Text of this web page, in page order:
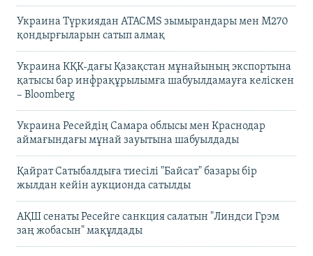
Украина Түркиядан ATACMS зымырандары мен M270
қондырғыларын сатып алмақ
Украина КҚК-дағы Қазақстан мұнайының экспортына
қатысы бар инфрақұрылымға шабуылдамауға келіскен
– Bloomberg
Украина Ресейдің Самара облысы мен Краснодар
аймағындағы мұнай зауытына шабуылдады
Қайрат Сатыбалдыға тиесілі "Байсат" базары бір
жылдан кейін аукционда сатылды
АҚШ сенаты Ресейге санкция салатын "Линдси Грэм
заң жобасын" мақұлдады